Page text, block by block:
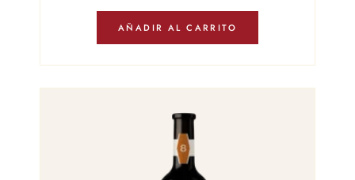
AÑADIR AL CARRITO